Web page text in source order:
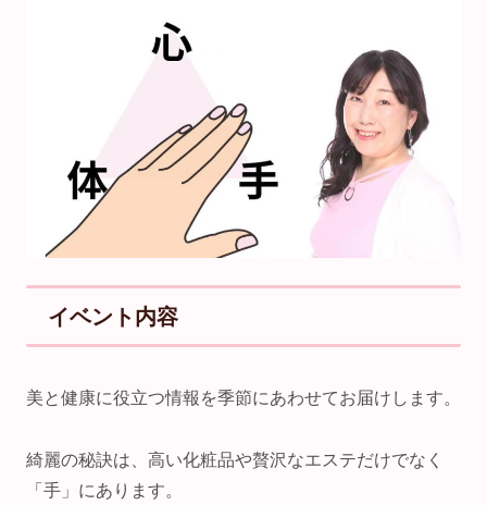
イベント内容
美と健康に役立つ情報を季節にあわせてお届けします。
綺麗の秘訣は、高い化粧品や贅沢なエステだけでなく
「手」にあります。